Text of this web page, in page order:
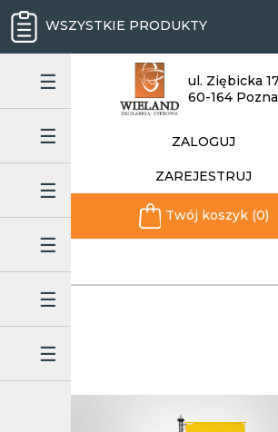
WSZYSTKIE PRODUKTY
ul. Ziębicka
60-164
ZALOGUJ
ZAREJESTRUJ
Twój koszyk (0)